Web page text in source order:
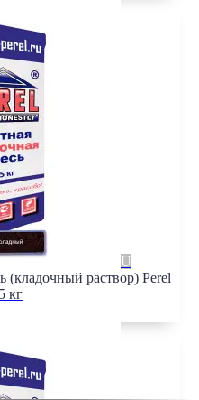
(кладочный раствор) Perel
кг